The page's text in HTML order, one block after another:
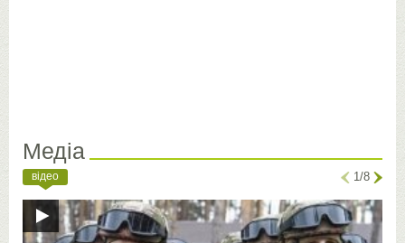
Медіа
відео 1/8